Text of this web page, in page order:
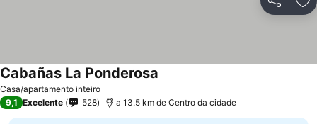
Partilhar
Casa/apartamento inteiro
Cabañas La Ponderosa
9,1 Excelente 528 a 13.5 km de Centro da cidade